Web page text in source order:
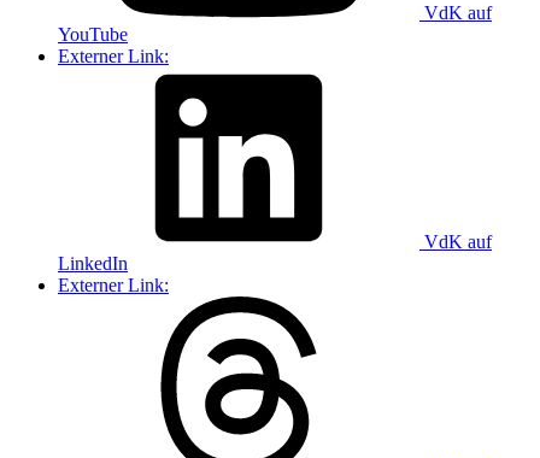
VdK auf
YouTube
Externer Link:
VdK auf
LinkedIn
Externer Link: